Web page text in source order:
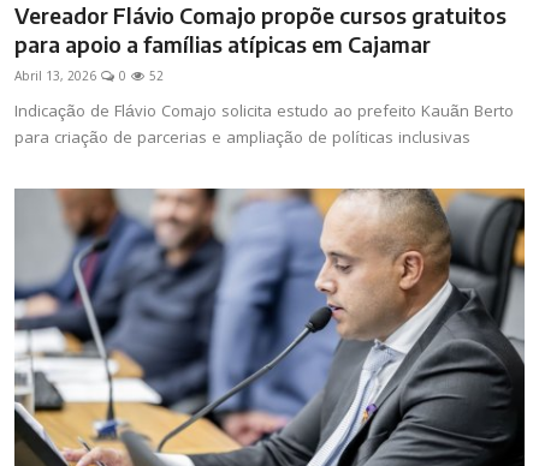
Vereador Flávio Comajo propõe cursos gratuitos
para apoio a famílias atípicas em Cajamar
Abril 13, 2026 0 52
Indicação de Flávio Comajo solicita estudo ao prefeito Kauãn Berto
para criação de parcerias e ampliação de políticas inclusivas